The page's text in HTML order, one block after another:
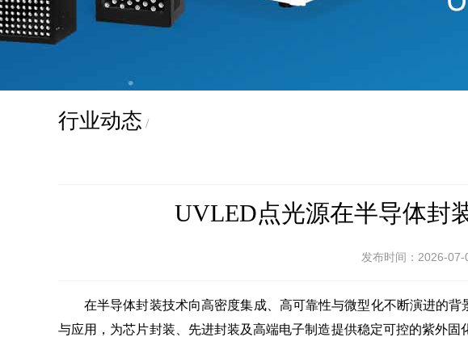
行业动态 /
UVLED点光源在半导体封
发布时间：2026-07-
在半导体封装技术向高密度集成、高可靠性与微型化不断演进的
与应用，为芯片封装、先进封装及高端电子制造提供稳定可控的紫外